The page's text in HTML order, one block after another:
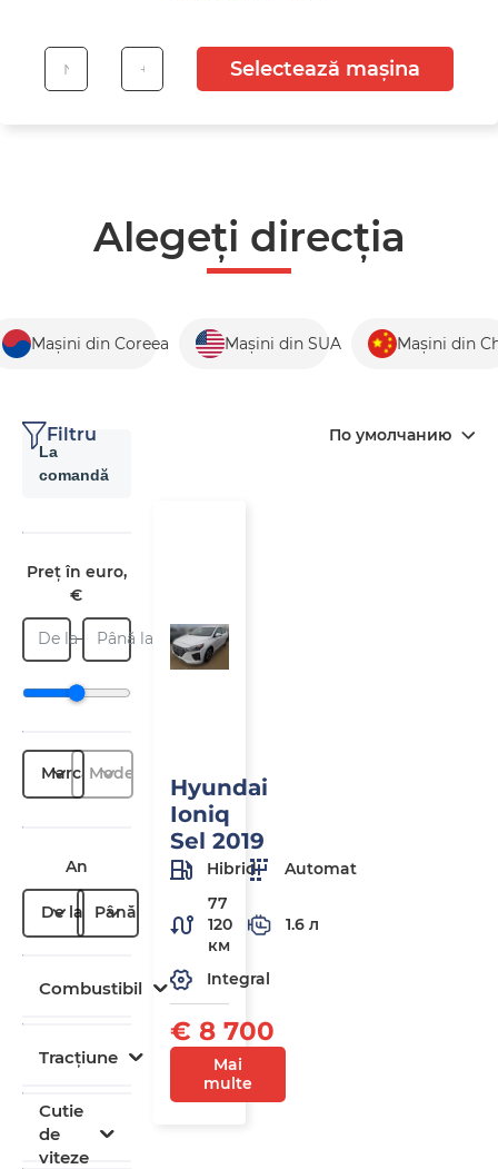
Selectează mașina
Alegeți direcția
Mașini din Coreea Mașini din SUA Mașini din
Filtru По умолчанию
La
comandă
Preț în euro,
€
De la Până la
MarcăModel
An
De la Până la
Combustibil
Tracțiune
Cutie
de
viteze
Hyundai
Ioniq
Sel 2019
Hibrid
Automat
77
120
км
1.6 л
Integral
€ 8 700
Mai
multe